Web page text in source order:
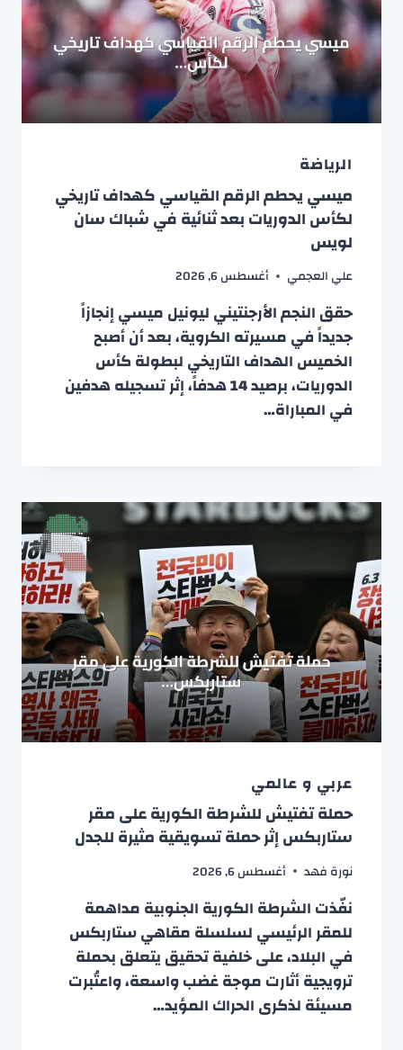
الرياضة
ميسي يحطم الرقم القياسي كهداف تاريخي
لكأس الدوريات بعد ثنائية في شباك سان
لويس
علي العجمي أغسطس 6, 2026
حقق النجم الأرجنتيني ليونيل ميسي إنجازاً
جديداً في مسيرته الكروية، بعد أن أصبح
الخميس الهداف التاريخي لبطولة كأس
الدوريات، برصيد 14 هدفاً، إثر تسجيله هدفين
في المباراة…
عربي و عالمي
حملة تفتيش للشرطة الكورية على مقر
ستاربكس إثر حملة تسويقية مثيرة للجدل
نورة فهد أغسطس 6, 2026
نفّذت الشرطة الكورية الجنوبية مداهمة
للمقر الرئيسي لسلسلة مقاهي ستاربكس
في البلاد، على خلفية تحقيق يتعلق بحملة
ترويجية أثارت موجة غضب واسعة، واعتُبرت
مسيئة لذكرى الحراك المؤيد…